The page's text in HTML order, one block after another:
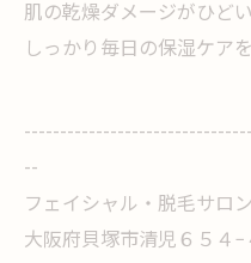
肌の乾燥ダメージがひど
しっかり毎日の保湿ケア
--
フェイシャル・脱毛サロ
大阪府貝塚市清児６５４−